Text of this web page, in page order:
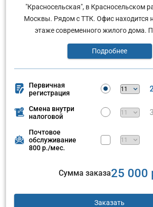
"Красносельская", в Красносельском
Москвы. Рядом с ТТК. Офис находится
этаже современного жилого дома.
Подробнее
Первичная
регистрация
Смена внутри
налоговой
Почтовое
обслуживание
800 р./мес.
Сумма заказа25 000
Заказать